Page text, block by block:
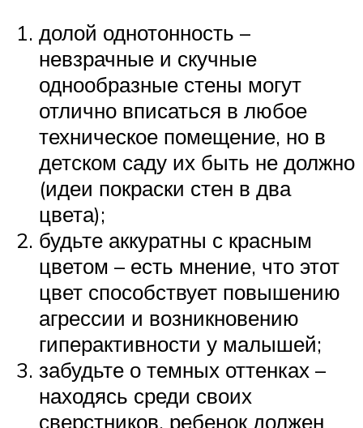
долой однотонность –
невзрачные и скучные
однообразные стены могут
отлично вписаться в любое
техническое помещение, но в
детском саду их быть не должно
(идеи покраски стен в два
цвета);
будьте аккуратны с красным
цветом – есть мнение, что этот
цвет способствует повышению
агрессии и возникновению
гиперактивности у малышей;
забудьте о темных оттенках –
находясь среди своих
сверстников, ребенок должен